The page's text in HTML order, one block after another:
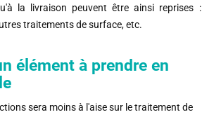
la livraison peuvent être ainsi reprises :
traitements de surface, etc.
élément à prendre en
sera moins à l'aise sur le traitement de